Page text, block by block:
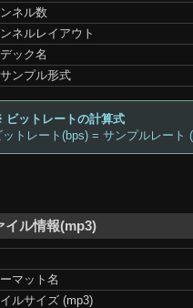
ネル数
ネルレイアウト
ック名
ンプル形式
ビットレートの計算式
ットレート(bps) = サンプルレー
イル情報(mp3)
マット名
ルサイズ (mp3)